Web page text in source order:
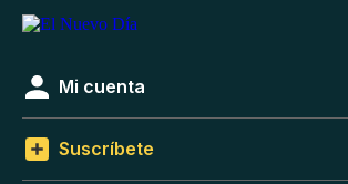
Mi cuenta
Suscríbete